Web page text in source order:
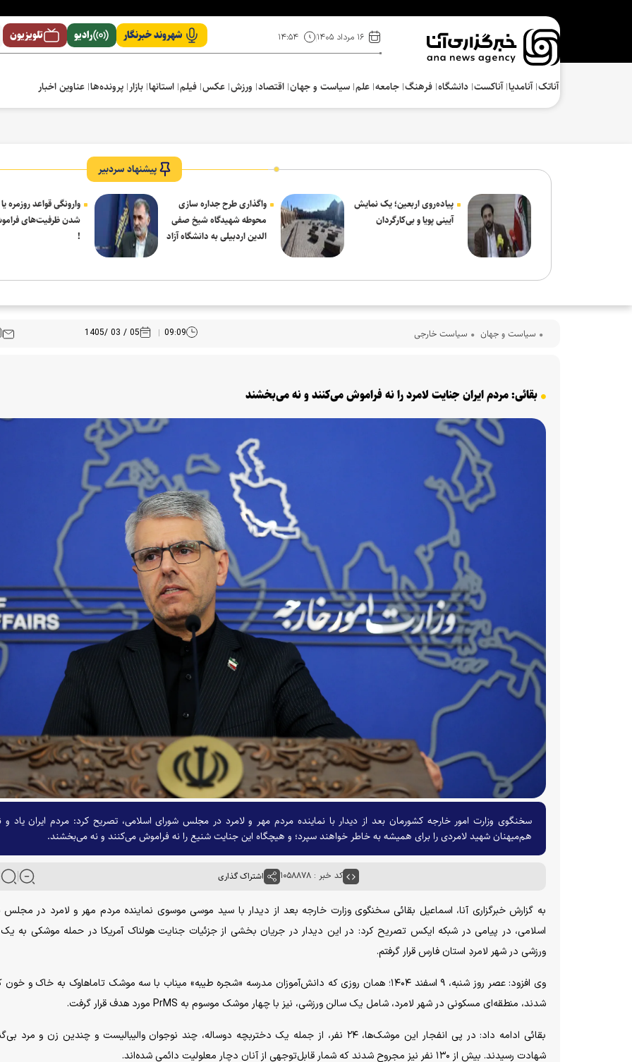
۱۶ مرداد ۱۴۰۵ ۱۴:۵۴ شهروند خبرنگار رادیو تلویزیون
آناتک آنامدیا آناکست دانشگاه فرهنگ‌ جامعه علم سیاست و جهان اقتصاد ورزش عکس فیلم استانها بازار پرونده‌ها عناوین اخبار
پیشنهاد سردبیر
پیاده‌روی اربعین؛ یک نمایش
آیینی پویا و بی‌کارگردان
واگذاری طرح جداره سازی
محوطه شهیدگاه شیخ صفی
الدین اردبیلی به دانشگاه آزاد
وارونگی قواعد روزمره
شدن ظرفیت‌های
!
سیاست و جهان سیاست خارجی 09:09
05 / 03 /1405
بقائی: مردم ایران جنایت لامرد را نه فراموش می‌کنند و نه می‌بخشند
سخنگوی وزارت امور خارجه کشورمان بعد از دیدار با نماینده مردم مهر و لامرد در مجلس شورای اسلامی، تصریح کرد: مردم ایران یاد و
هم‌میهنان شهید لامردی را برای همیشه به خاطر خواهند سپرد؛ و هیچگاه این جنایت شنیع را نه فراموش می‌کنند و نه می‌بخشند.
کد خبر : ۱۰۵۸۸۷۸ اشتراک گذاری
به گزارش خبرگزاری آنا، اسماعیل بقائی سخنگوی وزارت خارجه بعد از دیدار با سید موسی موسوی نماینده مردم مهر و لامرد در مجلس
اسلامی، در پیامی در شبکه ایکس تصریح کرد: در این دیدار در جریان بخشی از جزئیات جنایت هولناک آمریکا در حمله موشکی به
ورزشی در شهر لامردِ استان فارس قرار گرفتم.
وی افزود: عصر روز شنبه، ۹ اسفند ۱۴۰۴؛ همان روزی که دانش‌آموزان مدرسه «شجره طیبه» میناب با سه موشک تاماهاوک به خاک و
شدند، منطقه‌ای مسکونی در شهر لامرد، شامل یک سالن ورزشی، نیز با چهار موشک موسوم به PrMS مورد هدف قرار گرفت.
بقائی ادامه داد: در پی انفجار این موشک‌ها، ۲۴ نفر، از جمله یک دختربچه دوساله، چند نوجوان والیبالیست و چندین زن و مرد
شهادت رسیدند. بیش از ۱۳۰ نفر نیز مجروح شدند که شمار قابل‌توجهی از آنان دچار معلولیت دائمی شده‌اند.